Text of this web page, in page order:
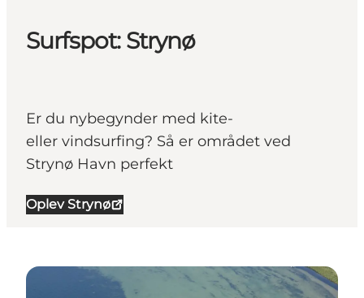
Surfspot: Strynø
Er du nybegynder med kite-
eller vindsurfing? Så er området ved
Strynø Havn perfekt
Oplev Strynø